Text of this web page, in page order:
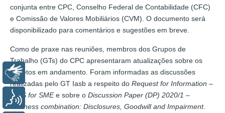
conjunta entre CPC, Conselho Federal de Contabilidade (CFC)
e Comissão de Valores Mobiliários (CVM). O documento será
disponibilizado para comentários e sugestões em breve.
Como de praxe nas reuniões, membros dos Grupos de
Trabalho (GTs) do CPC apresentaram atualizações sobre os
projetos em andamento. Foram informadas as discussões
realizadas pelo GT Iasb a respeito do Request for Information –
IFRS for SMEe sobre o Discussion Paper (DP) 2020/1 –
Business combination: Disclosures, Goodwill and Impairment.
Libras
Voz